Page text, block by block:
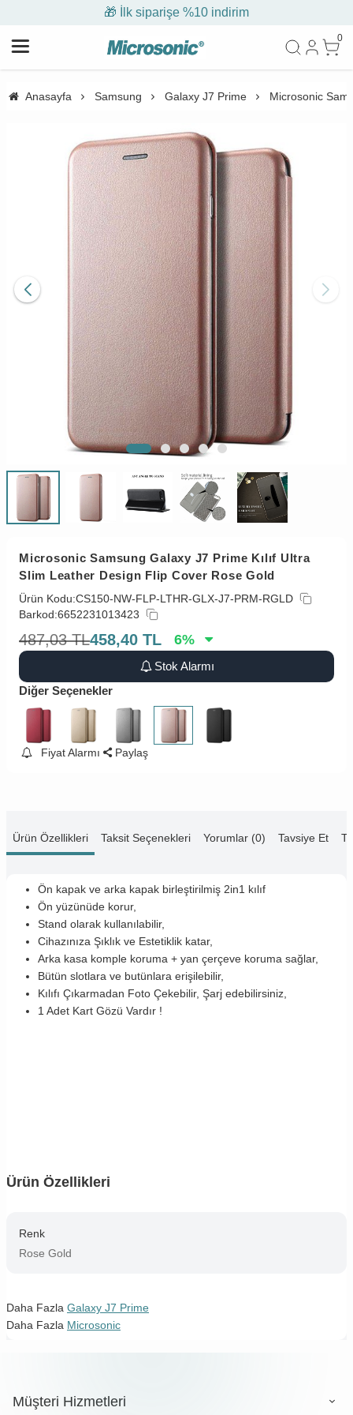
🎁 İlk siparişe %10 indirim
0
Anasayfa Samsung Galaxy J7 Prime Microsonic
Microsonic Samsung Galaxy J7 Prime Kılıf Ultra
Slim Leather Design Flip Cover Rose Gold
Ürün Kodu:CS150-NW-FLP-LTHR-GLX-J7-PRM-RGLD
Barkod:6652231013423
487,03 TL458,40 TL 6%
Stok Alarmı
Diğer Seçenekler
Fiyat Alarmı Paylaş
Ürün Özellikleri Taksit Seçenekleri Yorumlar (0) Tavsiye Et
Ön kapak ve arka kapak birleştirilmiş 2in1 kılıf
Ön yüzünüde korur,
Stand olarak kullanılabilir,
Cihazınıza Şıklık ve Estetiklik katar,
Arka kasa komple koruma + yan çerçeve koruma sağlar,
Bütün slotlara ve butünlara erişilebilir,
Kılıfı Çıkarmadan Foto Çekebilir, Şarj edebilirsiniz,
1 Adet Kart Gözü Vardır !
Ürün Özellikleri
Renk
Rose Gold
Daha Fazla Galaxy J7 Prime
Daha Fazla Microsonic
Müşteri Hizmetleri